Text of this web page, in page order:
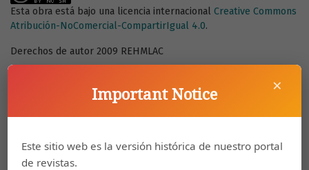
Esta obra está bajo una licencia internacional Creative Commons
Atribución-NoComercial-CompartirIgual 4.0.
Derechos de autor 2009 REHMLAC
×
Important Notice
Este sitio web es la versión histórica de nuestro portal
de revistas.